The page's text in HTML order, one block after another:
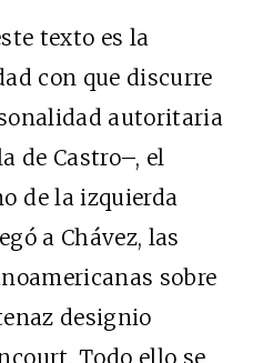
texto es la
con que discurre
autoritaria
de Castro–, el
de la izquierda
a Chávez, las
sobre
designio